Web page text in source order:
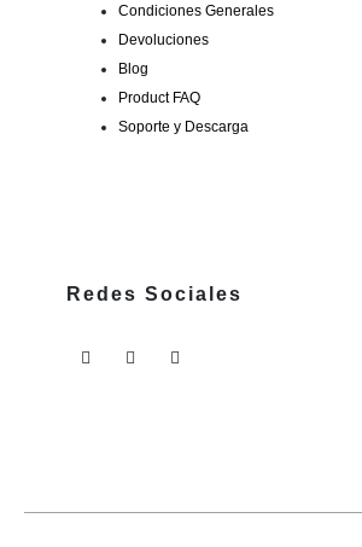
Condiciones Generales
Devoluciones
Blog
Product FAQ
Soporte y Descarga
Redes Sociales